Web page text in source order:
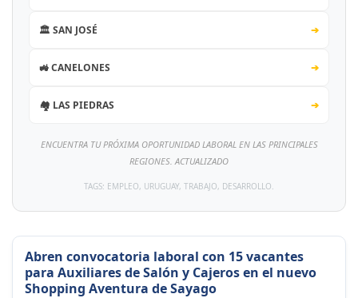
🏛️ SAN JOSÉ ➔
🚜 CANELONES ➔
🏘️ LAS PIEDRAS ➔
ENCUENTRA TU PRÓXIMA OPORTUNIDAD LABORAL EN LAS PRINCIPALES
REGIONES. ACTUALIZADO
TAGS: EMPLEO, URUGUAY, TRABAJO, DESARROLLO.
Abren convocatoria laboral con 15 vacantes
para Auxiliares de Salón y Cajeros en el nuevo
Shopping Aventura de Sayago